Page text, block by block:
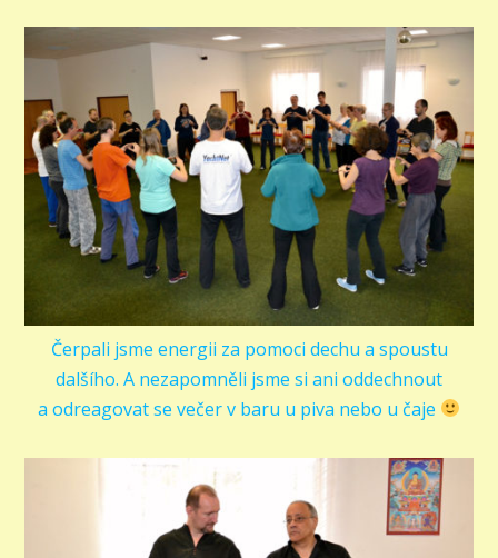
Čerpali jsme energii za pomoci dechu a spoustu
dalšího. A nezapomněli jsme si ani oddechnout
a odreagovat se večer v baru u piva nebo u čaje